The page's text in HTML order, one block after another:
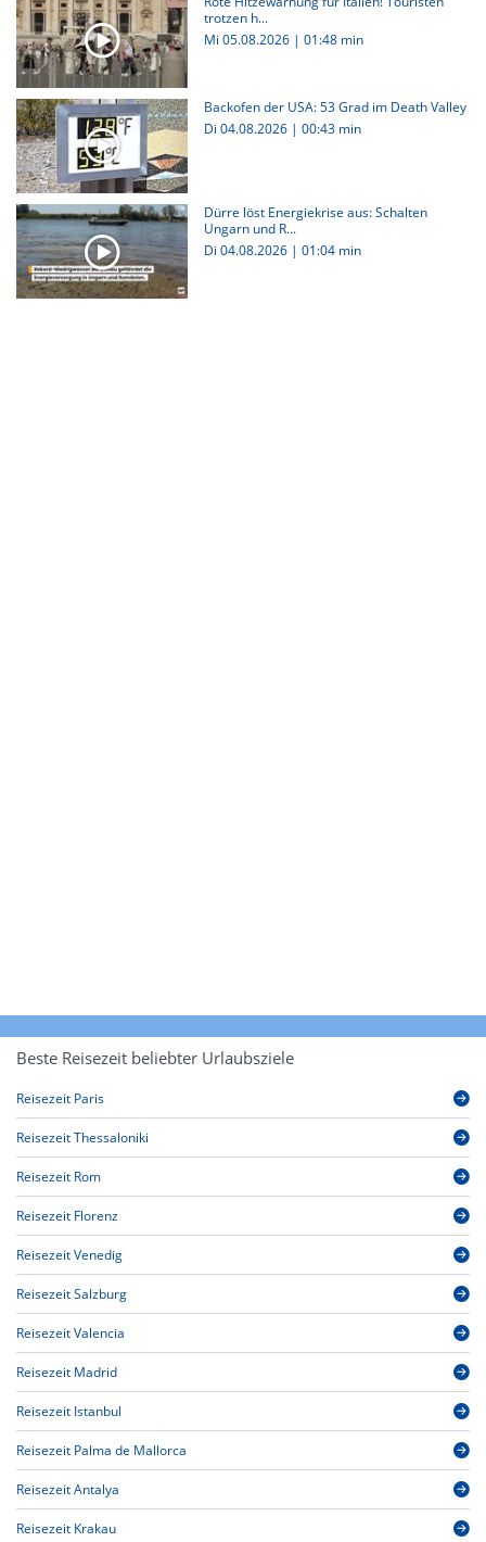
trotzen h...
Mi 05.08.2026 | 01:48 min
Backofen der USA: 53 Grad im Death Valley
Di 04.08.2026 | 00:43 min
Dürre löst Energiekrise aus: Schalten
Ungarn und R...
Di 04.08.2026 | 01:04 min
Beste Reisezeit beliebter Urlaubsziele
Reisezeit Paris
Reisezeit Thessaloniki
Reisezeit Rom
Reisezeit Florenz
Reisezeit Venedig
Reisezeit Salzburg
Reisezeit Valencia
Reisezeit Madrid
Reisezeit Istanbul
Reisezeit Palma de Mallorca
Reisezeit Antalya
Reisezeit Krakau